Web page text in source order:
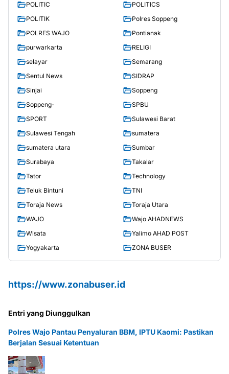
POLITIC
POLITICS
POLITIK
Polres Soppeng
POLRES WAJO
Pontianak
purwarkarta
RELIGI
selayar
Semarang
Sentul News
SIDRAP
Sinjai
Soppeng
Soppeng-
SPBU
SPORT
Sulawesi Barat
Sulawesi Tengah
sumatera
sumatera utara
Sumbar
Surabaya
Takalar
Tator
Technology
Teluk Bintuni
TNI
Toraja News
Toraja Utara
WAJO
Wajo AHADNEWS
Wisata
Yalimo AHAD POST
Yogyakarta
ZONA BUSER
https://www.zonabuser.id
Entri yang Diunggulkan
Polres Wajo Pantau Penyaluran BBM, IPTU Kaomi: Pastikan
Berjalan Sesuai Ketentuan